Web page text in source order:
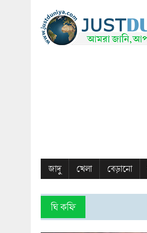
জাদু খেলা বেড়ানো
ঘি কফি